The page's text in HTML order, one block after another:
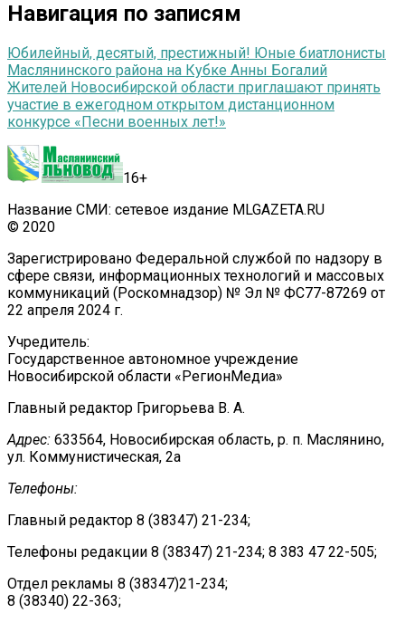
Навигация по записям
Юбилейный, десятый, престижный! Юные биатлонисты
Маслянинского района на Кубке Анны Богалий
Жителей Новосибирской области приглашают принять
участие в ежегодном открытом дистанционном
конкурсе «Песни военных лет!»
16+
Название СМИ: сетевое издание MLGAZETA.RU
© 2020
Зарегистрировано Федеральной службой по надзору в
сфере связи, информационных технологий и массовых
коммуникаций (Роскомнадзор) № Эл № ФС77-87269 от
22 апреля 2024 г.
Учредитель:
Государственное автономное учреждение
Новосибирской области «РегионМедиа»
Главный редактор Григорьева В. А.
Адрес: 633564, Новосибирская область, р. п. Маслянино,
ул. Коммунистическая, 2а
Телефоны:
Главный редактор 8 (38347) 21-234;
Телефоны редакции 8 (38347) 21-234; 8 383 47 22-505;
Отдел рекламы 8 (38347)21-234;
8 (38340) 22-363;